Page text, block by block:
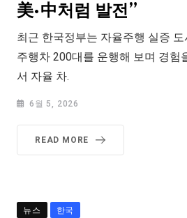
美·中처럼 발전”
최근 한국정부는 자율주행 실증
주행차 200대를 운행해 보며 경험
서 자율 차.
6월 5, 2026
READ MORE
뉴스 한국